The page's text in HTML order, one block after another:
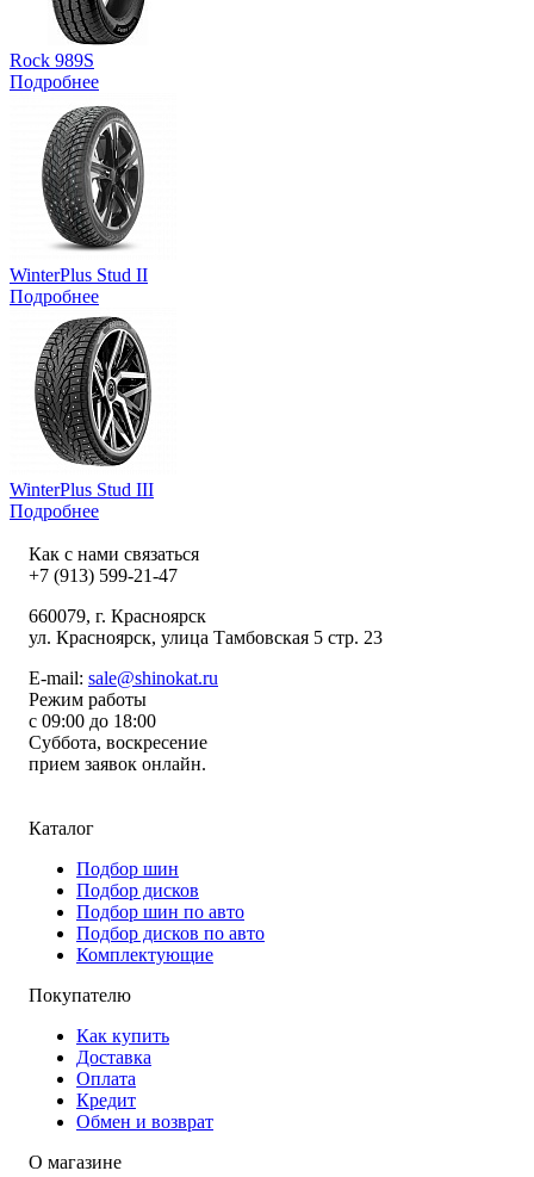
Rock 989S
Подробнее
WinterPlus Stud II
Подробнее
WinterPlus Stud III
Подробнее
Как с нами связаться
+7 (913) 599-21-47
660079, г. Красноярск
ул. Красноярск, улица Тамбовская 5 стр. 23
E-mail: sale@shinokat.ru
Режим работы
с 09:00 до 18:00
Суббота, воскресение
прием заявок онлайн.
Каталог
Подбор шин
Подбор дисков
Подбор шин по авто
Подбор дисков по авто
Комплектующие
Покупателю
Как купить
Доставка
Оплата
Кредит
Обмен и возврат
О магазине